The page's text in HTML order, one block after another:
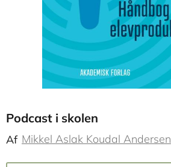
Podcast i skolen
Af Mikkel Aslak Koudal Andersen